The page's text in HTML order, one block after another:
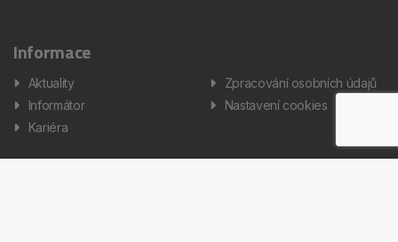
Informace
Aktuality
Informátor
Kariéra
Zpracování osobních údajů
Nastavení cookies